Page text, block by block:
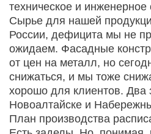
техническое и
Сырье для нашей
России, дефицита мы не
ожидаем. Фасадные
от цен на металл, но
снижаться, и мы тоже
хорошо для клиентов. Два
Новоалтайске и
План производства